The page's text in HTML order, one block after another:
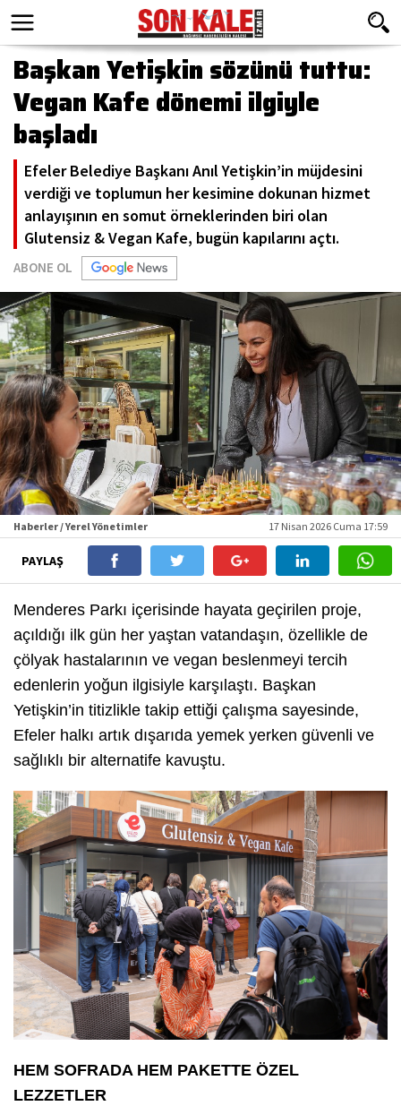
Başkan Yetişkin sözünü tuttu:
Vegan Kafe dönemi ilgiyle
başladı
Efeler Belediye Başkanı Anıl Yetişkin’in müjdesini
verdiği ve toplumun her kesimine dokunan hizmet
anlayışının en somut örneklerinden biri olan
Glutensiz & Vegan Kafe, bugün kapılarını açtı.
ABONE OL
Haberler / Yerel Yönetimler 17 Nisan 2026 Cuma 17:59
PAYLAŞ
Menderes Parkı içerisinde hayata geçirilen proje,
açıldığı ilk gün her yaştan vatandaşın, özellikle de
çölyak hastalarının ve vegan beslenmeyi tercih
edenlerin yoğun ilgisiyle karşılaştı. Başkan
Yetişkin’in titizlikle takip ettiği çalışma sayesinde,
Efeler halkı artık dışarıda yemek yerken güvenli ve
sağlıklı bir alternatife kavuştu.
HEM SOFRADA HEM PAKETTE ÖZEL
LEZZETLER